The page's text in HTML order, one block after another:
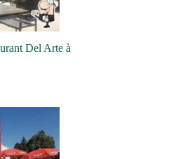
Del Arte à